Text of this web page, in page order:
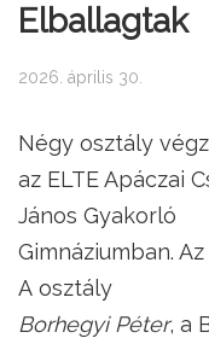
Elballagtak
2026. április 30.
Négy osztály
az ELTE Apáczai
János Gyakorló
Gimnáziumban. Az
A osztály
Borhegyi Péter, a